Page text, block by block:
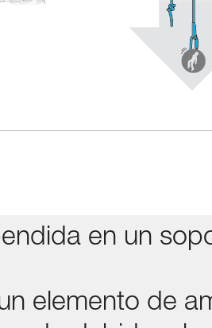
en un
elemento de